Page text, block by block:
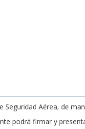
Aérea, de
podrá firmar y